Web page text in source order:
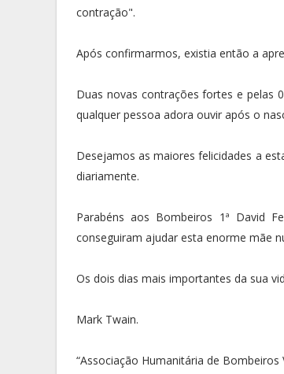
contração".
Após confirmarmos, existia então a
Duas novas contrações fortes e pelas
qualquer pessoa adora ouvir após o
Desejamos as maiores felicidades a
diariamente.
Parabéns aos Bombeiros 1ª David
conseguiram ajudar esta enorme mãe
Os dois dias mais importantes da sua
Mark Twain.
“Associação Humanitária de